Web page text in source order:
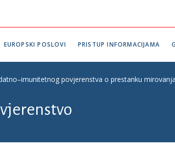
EUROPSKI POSLOVI PRISTUP INFORMACIJAMA
povjerenstva o prestanku